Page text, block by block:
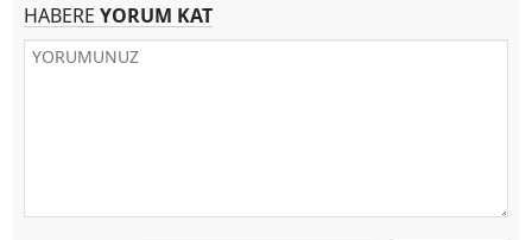
HABERE YORUM KAT